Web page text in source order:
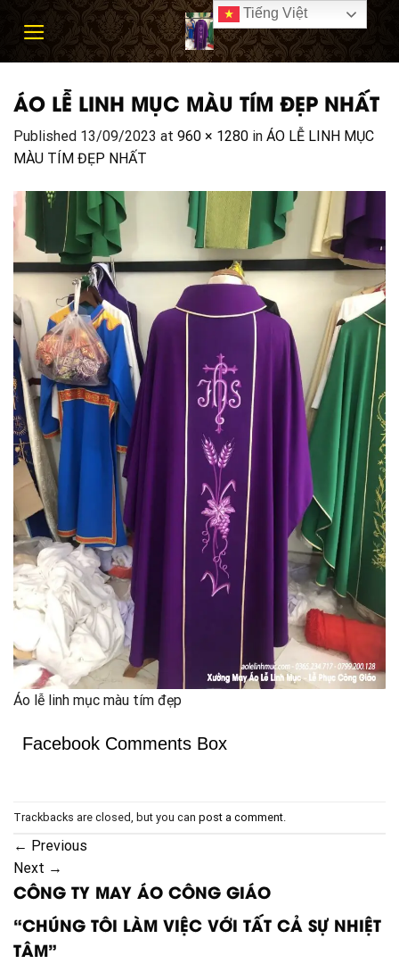
ÁO LỄ LINH MỤC MÀU TÍM ĐẸP NHẤT
Published 13/09/2023 at 960 × 1280 in ÁO LỄ LINH MỤC
MÀU TÍM ĐẸP NHẤT
Áo lễ linh mục màu tím đẹp
Facebook Comments Box
Trackbacks are closed, but you can post a comment
← Previous
Next →
CÔNG TY MAY ÁO CÔNG GIÁO
“CHÚNG TÔI LÀM VIỆC VỚI TẤT CẢ SỰ NHIỆT
TÂM”
Tiếng Việt